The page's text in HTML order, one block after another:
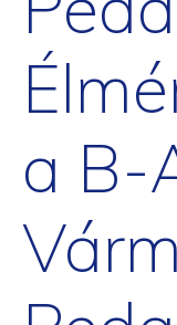
a B-